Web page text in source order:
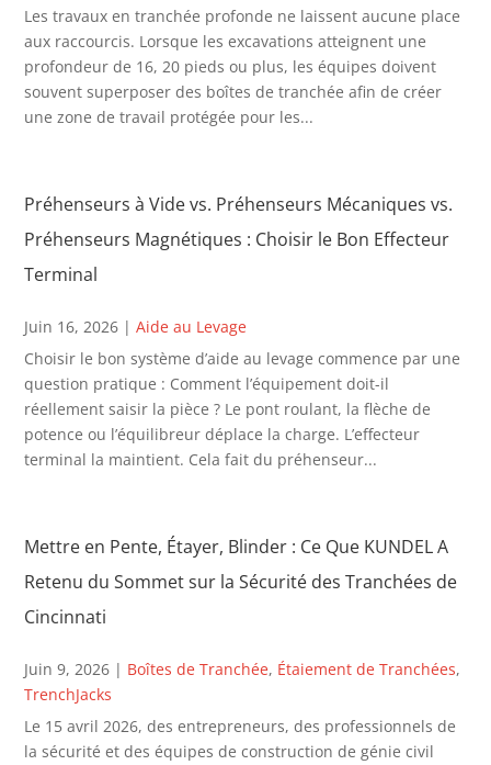
Les travaux en tranchée profonde ne laissent aucune place
aux raccourcis. Lorsque les excavations atteignent une
profondeur de 16, 20 pieds ou plus, les équipes doivent
souvent superposer des boîtes de tranchée afin de créer
une zone de travail protégée pour les...
Préhenseurs à Vide vs. Préhenseurs Mécaniques vs.
Préhenseurs Magnétiques : Choisir le Bon Effecteur
Terminal
Juin 16, 2026 |Aide au Levage
Choisir le bon système d’aide au levage commence par une
question pratique : Comment l’équipement doit-il
réellement saisir la pièce ? Le pont roulant, la flèche de
potence ou l’équilibreur déplace la charge. L’effecteur
terminal la maintient. Cela fait du préhenseur...
Mettre en Pente, Étayer, Blinder : Ce Que KUNDEL A
Retenu du Sommet sur la Sécurité des Tranchées de
Cincinnati
Juin 9, 2026 | Boîtes de Tranchée, Étaiement de Tranchées,
TrenchJacks
Le 15 avril 2026, des entrepreneurs, des professionnels de
la sécurité et des équipes de construction de génie civil